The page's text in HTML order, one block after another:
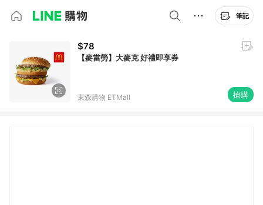
筆記
$78
【麥當勞】大麥克 好禮即享券
東森購物 ETMall 搶購